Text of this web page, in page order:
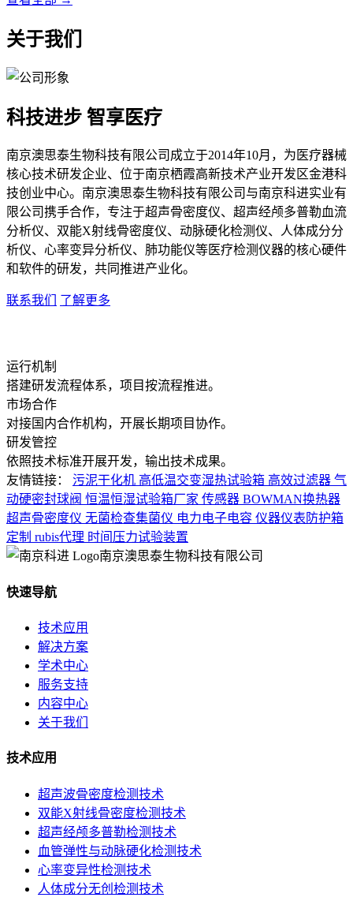
关于我们
科技进步 智享医疗
南京澳思泰生物科技有限公司成立于2014年10月，为医疗器械
核心技术研发企业、位于南京栖霞高新技术产业开发区金港科
技创业中心。南京澳思泰生物科技有限公司与南京科进实业有
限公司携手合作，专注于超声骨密度仪、超声经颅多普勒血流
分析仪、双能X射线骨密度仪、动脉硬化检测仪、人体成分分
析仪、心率变异分析仪、肺功能仪等医疗检测仪器的核心硬件
和软件的研发，共同推进产业化。
联系我们 了解更多
运行机制
搭建研发流程体系，项目按流程推进。
市场合作
对接国内合作机构，开展长期项目协作。
研发管控
依照技术标准开展开发，输出技术成果。
友情链接：
污泥干化机 高低温交变湿热试验箱 高效过滤器 气
动硬密封球阀 恒温恒湿试验箱厂家 传感器 BOWMAN换热器
超声骨密度仪 无菌检查集菌仪 电力电子电容 仪器仪表防护箱
定制 rubis代理 时间压力试验装置
南京澳思泰生物科技有限公司
快速导航
技术应用
解决方案
学术中心
服务支持
内容中心
关于我们
技术应用
超声波骨密度检测技术
双能X射线骨密度检测技术
超声经颅多普勒检测技术
血管弹性与动脉硬化检测技术
心率变异性检测技术
人体成分无创检测技术